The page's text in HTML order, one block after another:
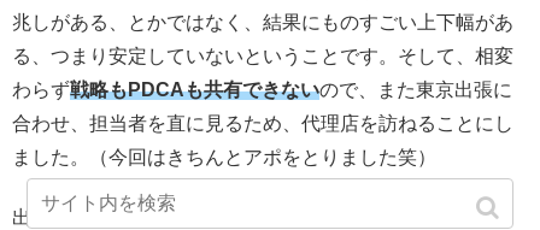
兆しがある、とかではなく、結果にものすごい上下幅があ
る、つまり安定していないということです。そして、相変
わらず戦略もPDCAも共有できないので、また東京出張に
合わせ、担当者を直に見るため、代理店を訪ねることにし
ました。（今回はきちんとアポをとりました笑）
出会った担当者は、一言でいえば「いい人」でした。た